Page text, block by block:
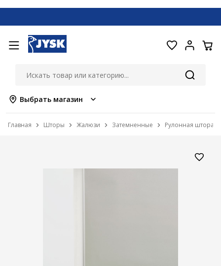
Выбрать магазин
Главная Шторы Жалюзи Затемненные Рулонная штора